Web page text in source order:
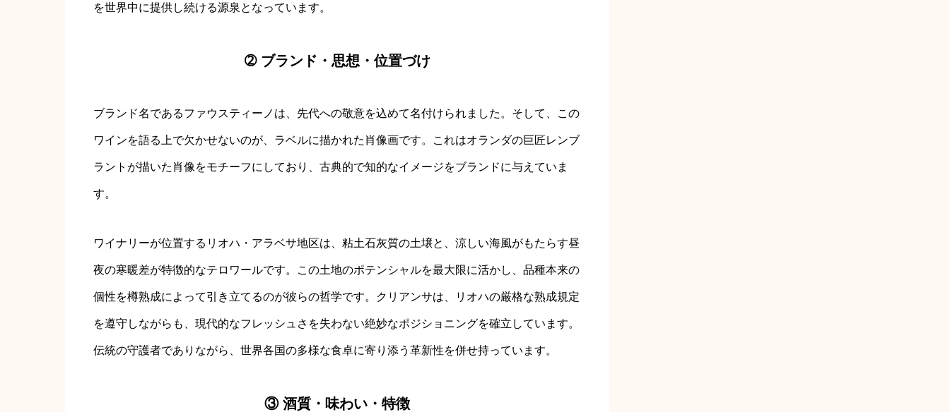
を世界中に提供し続ける源泉となっています。
➁ ブランド・思想・位置づけ
ブランド名であるファウスティーノは、先代への敬意を込めて名付けられました。そして、この
ワインを語る上で欠かせないのが、ラベルに描かれた肖像画です。これはオランダの巨匠レンブ
ラントが描いた肖像をモチーフにしており、古典的で知的なイメージをブランドに与えていま
す。
ワイナリーが位置するリオハ・アラベサ地区は、粘土石灰質の土壌と、涼しい海風がもたらす昼
夜の寒暖差が特徴的なテロワールです。この土地のポテンシャルを最大限に活かし、品種本来の
個性を樽熟成によって引き立てるのが彼らの哲学です。クリアンサは、リオハの厳格な熟成規定
を遵守しながらも、現代的なフレッシュさを失わない絶妙なポジショニングを確立しています。
伝統の守護者でありながら、世界各国の多様な食卓に寄り添う革新性を併せ持っています。
③ 酒質・味わい・特徴